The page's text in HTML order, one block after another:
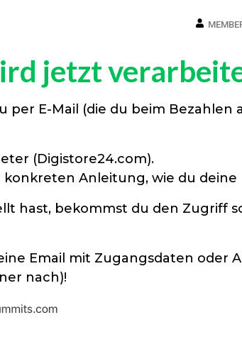
jetzt
E-Mail (die du beim Bezahlen
(Digistore24.com).
konkreten Anleitung, wie du
hast, bekommst du den Zugriff
Email mit Zugangsdaten oder
nach)!